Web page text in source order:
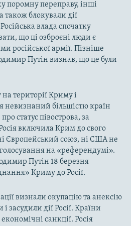
поромну переправу, інші
також блокували дії
влада спочатку
що ці озброєні люди є
російської армії. Пізніше
Путін визнав, що це були
на території Криму і
невизнаний більшістю країн
статус півострова, за
включила Крим до свого
Європейський союз, ні США не
на «референдумі».
Путін 18 березня
Криму до Росії.
визнали окупацію та анексію
дії Росії. Країни
санкції. Росія